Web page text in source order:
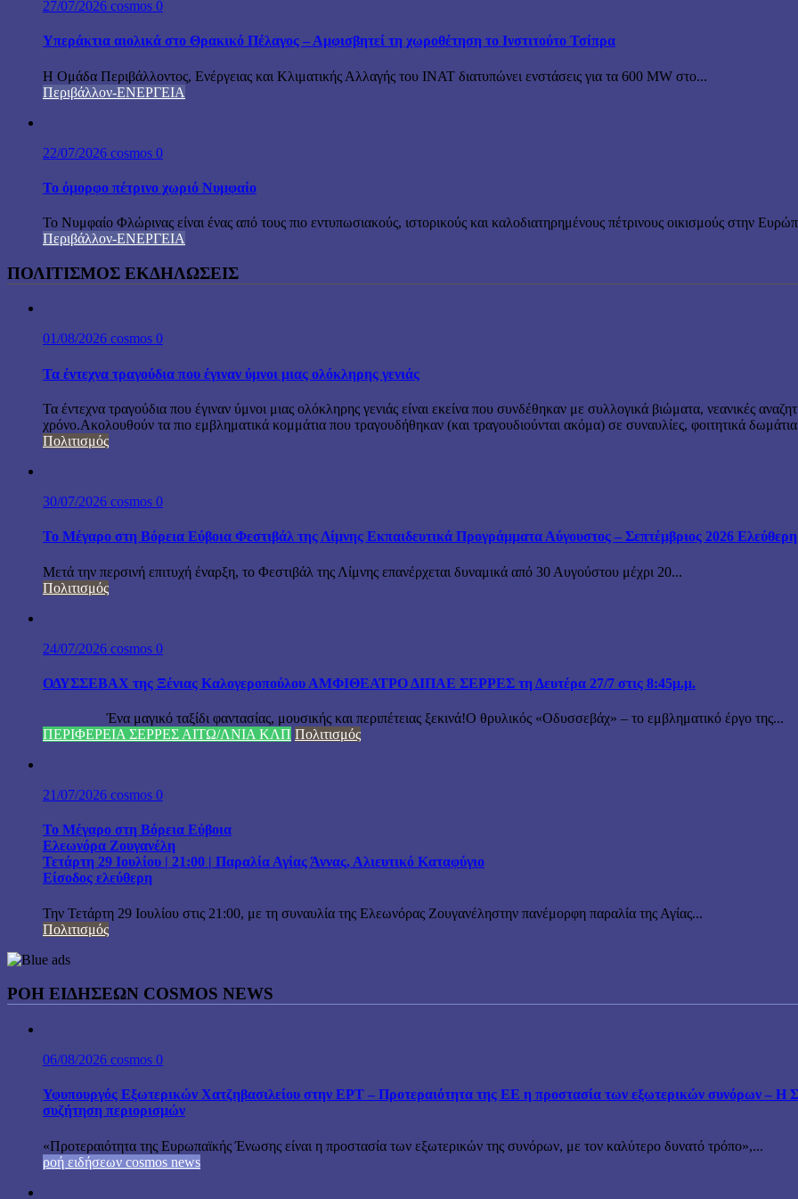
27/07/2026 cosmos 0
Υπεράκτια αιολικά στο Θρακικό Πέλαγος – Αμφισβητεί τη χωροθέτηση το Ινστιτούτο Τσίπρα
Η Ομάδα Περιβάλλοντος, Ενέργειας και Κλιματικής Αλλαγής του ΙΝΑΤ διατυπώνει ενστάσεις για τα 600 MW στο...
Περιβάλλον-ΕΝΕΡΓΕΙΑ
22/07/2026 cosmos 0
Το όμορφο πέτρινο χωριό Νυμφαίο
Το Νυμφαίο Φλώρινας είναι ένας από τους πιο εντυπωσιακούς, ιστορικούς και καλοδιατηρημένους πέτρινους οικισμούς στην
Περιβάλλον-ΕΝΕΡΓΕΙΑ
ΠΟΛΙΤΙΣΜΟΣ ΕΚΔΗΛΩΣΕΙΣ
01/08/2026 cosmos 0
Τα έντεχνα τραγούδια που έγιναν ύμνοι μιας ολόκληρης γενιάς
Τα έντεχνα τραγούδια που έγιναν ύμνοι μιας ολόκληρης γενιάς είναι εκείνα που συνδέθηκαν με συλλογικά βιώματα, νεανικές
χρόνο.Ακολουθούν τα πιο εμβληματικά κομμάτια που τραγουδήθηκαν (και τραγουδιούνται ακόμα) σε συναυλίες, φοιτητικά
Πολιτισμός
30/07/2026 cosmos 0
Το Μέγαρο στη Βόρεια Εύβοια Φεστιβάλ της Λίμνης Εκπαιδευτικά Προγράμματα Αύγουστος – Σεπτέμβριος 2026 Ελεύθερη
Μετά την περσινή επιτυχή έναρξη, το Φεστιβάλ της Λίμνης επανέρχεται δυναμικά από 30 Αυγούστου μέχρι 20...
Πολιτισμός
24/07/2026 cosmos 0
ΟΔΥΣΣΕΒΑΧ της Ξένιας Καλογεροπούλου ΑΜΦΙΘΕΑΤΡΟ ΔΙΠΑΕ ΣΕΡΡΕΣ τη Δευτέρα 27/7 στις 8:45μ.μ.
Ένα μαγικό ταξίδι φαντασίας, μουσικής και περιπέτειας ξεκινά!Ο θρυλικός «Οδυσσεβάχ» – το εμβληματικό έργο της...
ΠΕΡΙΦΕΡΕΙΑ ΣΕΡΡΕΣ ΑΙΤΩ/ΛΝΙΑ ΚΛΠ Πολιτισμός
21/07/2026 cosmos 0
Το Μέγαρο στη Βόρεια Εύβοια
Ελεωνόρα Ζουγανέλη
Τετάρτη 29 Ιουλίου | 21:00 | Παραλία Αγίας Άννας, Αλιευτικό Καταφύγιο
Είσοδος ελεύθερη
Την Τετάρτη 29 Ιουλίου στις 21:00, με τη συναυλία της Ελεωνόρας Ζουγανέληστην πανέμορφη παραλία της Αγίας...
Πολιτισμός
ΡΟΗ ΕΙΔΗΣΕΩΝ COSMOS NEWS
06/08/2026 cosmos 0
Υφυπουργός Εξωτερικών Χατζηβασιλείου στην ΕΡΤ – Προτεραιότητα της ΕΕ η προστασία των εξωτερικών συνόρων – Η
συζήτηση περιορισμών
«Προτεραιότητα της Ευρωπαϊκής Ένωσης είναι η προστασία των εξωτερικών της συνόρων, με τον καλύτερο δυνατό τρόπο»,...
ροή ειδήσεων cosmos news